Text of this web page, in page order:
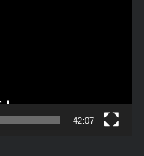
42:07